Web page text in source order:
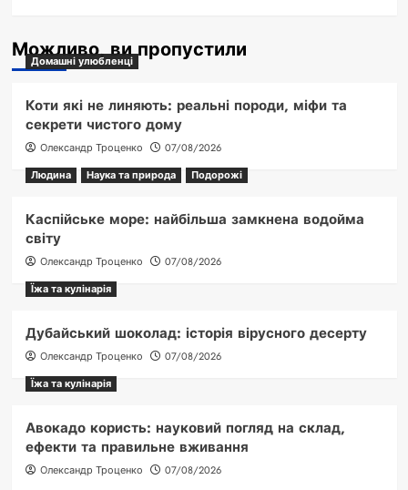
Можливо, ви пропустили
Домашні улюбленці
Коти які не линяють: реальні породи, міфи та
секрети чистого дому
Олександр Троценко
07/08/2026
Людина
Наука та природа Подорожі
Каспійське море: найбільша замкнена водойма
світу
Олександр Троценко
07/08/2026
Їжа та кулінарія
Дубайський шоколад: історія вірусного десерту
Олександр Троценко
07/08/2026
Їжа та кулінарія
Авокадо користь: науковий погляд на склад,
ефекти та правильне вживання
Олександр Троценко
07/08/2026